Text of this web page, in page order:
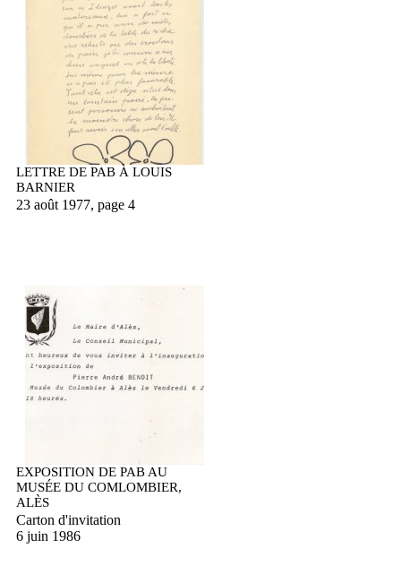
LETTRE DE PAB À LOUIS
BARNIER
23 août 1977, page 4
EXPOSITION DE PAB AU
MUSÉE DU COMLOMBIER,
ALÈS
Carton d'invitation
6 juin 1986